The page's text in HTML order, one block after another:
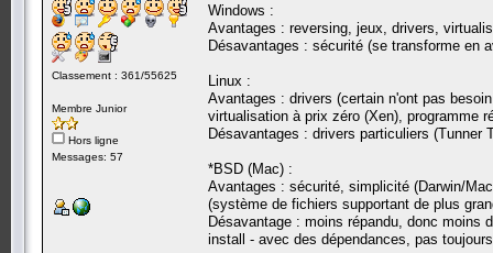
Classement : 361/55625
Membre Junior
Hors ligne
Messages: 57
Windows :
Avantages : reversing, jeux, drivers,
Désavantages : sécurité (se transforme en
Linux :
Avantages : drivers (certain n'ont pas
virtualisation à prix zéro (Xen), programme
Désavantages : drivers particuliers
*BSD (Mac) :
Avantages : sécurité, simplicité (Darwin/
(système de fichiers supportant de plus
Désavantage : moins répandu, donc moins
install - avec des dépendances, pas